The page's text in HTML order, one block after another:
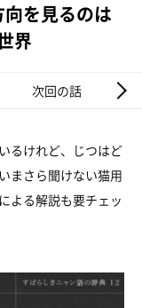
を見るのは
界
次回の話
るけれど、じつはど
まさら聞けない猫用
よる解説も要チェッ